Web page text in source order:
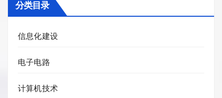
分类目录
信息化建设
电子电路
计算机技术